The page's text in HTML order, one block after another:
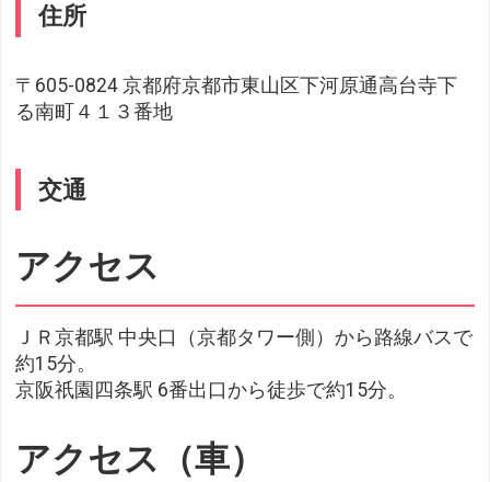
住所
〒605-0824 京都府京都市東山区下河原通高台寺下
る南町４１３番地
交通
アクセス
ＪＲ京都駅 中央口（京都タワー側）から路線バスで
約15分。
京阪祇園四条駅 6番出口から徒歩で約15分。
アクセス（車）